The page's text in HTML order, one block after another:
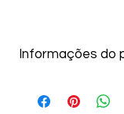
Informações do
- Acompanha cabo